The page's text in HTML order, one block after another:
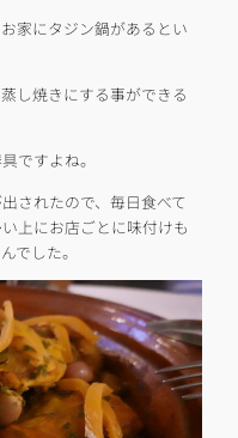
家にタジン鍋があるとい
し焼きにする事ができる
ですよね。
されたので、毎日食べて
上にお店ごとに味付けも
でした。